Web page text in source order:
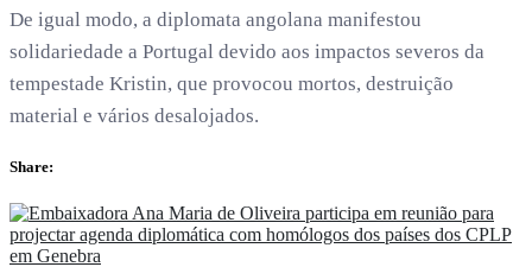
De igual modo, a diplomata angolana manifestou
solidariedade a Portugal devido aos impactos severos da
tempestade Kristin, que provocou mortos, destruição
material e vários desalojados.
Share: